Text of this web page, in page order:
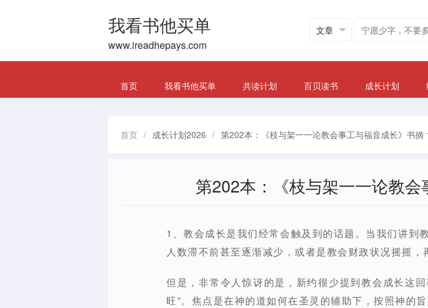
我看书他买单
www.ireadhepays.com
首页 我看书他买单 共读计划 百贝读书 成长计划
首页 / 成长计划2026 / 第202本：《枝与架一一论教会事工与福音成长》书摘
第202本：《枝与架一一论教
1、教会成长是我们经常会触及到的话题。当我们讲到
人数滞不前甚至逐渐减少，或者是教会财政状况摇摇，
但是，非常令人惊讶的是，新约很少提到教会成长这
旺”。焦点是在神的道如何在圣灵的辅助下，按照神的